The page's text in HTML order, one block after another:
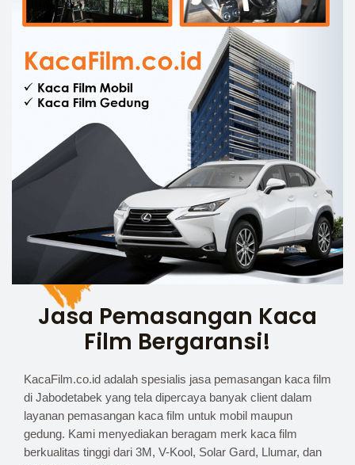
Jasa Pemasangan Kaca
Film Bergaransi!
KacaFilm.co.id adalah spesialis jasa pemasangan kaca film
di Jabodetabek yang tela dipercaya banyak client dalam
layanan pemasangan kaca film untuk mobil maupun
gedung. Kami menyediakan beragam merk kaca film
berkualitas tinggi dari 3M, V-Kool, Solar Gard, Llumar, dan